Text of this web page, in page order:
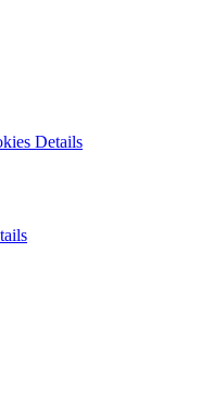
Details